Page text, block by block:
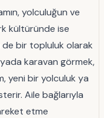
yolculuğun ve
kültüründe ise
de bir topluluk olarak
karavan görmek,
yeni bir yolculuk ya
Aile bağlarıyla
etme